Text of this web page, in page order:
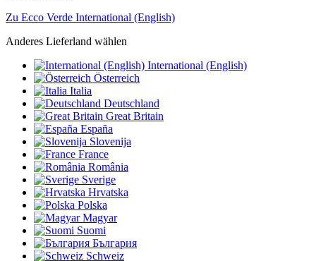
Zu Ecco Verde International (English)
Anderes Lieferland wählen
International (English)
Österreich
Italia
Deutschland
Great Britain
España
Slovenija
France
România
Sverige
Hrvatska
Polska
Magyar
Suomi
България
Schweiz